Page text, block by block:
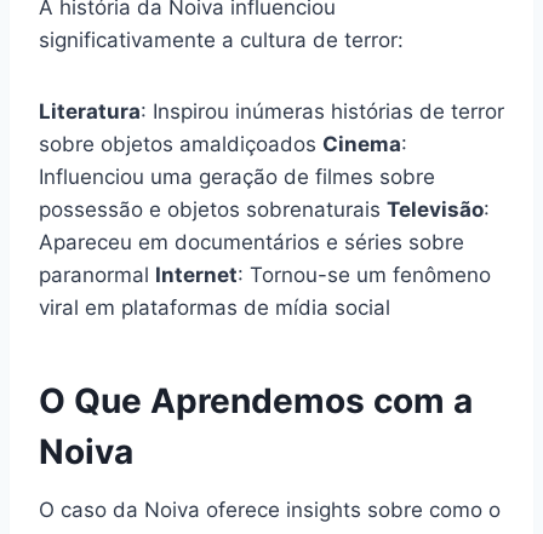
A história da Noiva influenciou
significativamente a cultura de terror:
Literatura: Inspirou inúmeras histórias de terror
sobre objetos amaldiçoados Cinema:
Influenciou uma geração de filmes sobre
possessão e objetos sobrenaturais Televisão:
Apareceu em documentários e séries sobre
paranormal Internet: Tornou-se um fenômeno
viral em plataformas de mídia social
O Que Aprendemos com a
Noiva
O caso da Noiva oferece insights sobre como o